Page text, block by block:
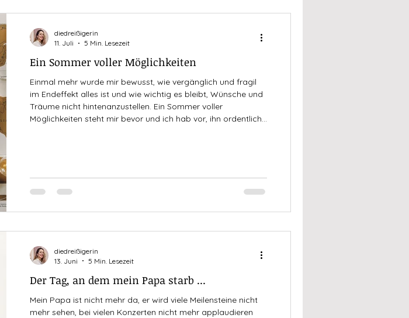
entdecken
Ein Sommer voller Möglichkeiten
Einmal mehr wurde mir bewusst, wie vergänglich und fragil
im Endeffekt alles ist und wie wichtig es bleibt, Wünsche und
Träume nicht hintenanzustellen. Ein Sommer voller
Möglichkeiten steht mir bevor und ich hab vor, ihn ordentlich
diedreißigerin
11. Juli
5 Min. Lesezeit
Der Tag, an dem mein Papa starb ...
Mein Papa ist nicht mehr da, er wird viele Meilensteine nicht
mehr sehen, bei vielen Konzerten nicht mehr applaudieren
diedreißigerin
13. Juni
5 Min. Lesezeit